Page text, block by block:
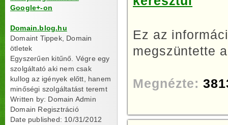
Google+-on
Domain.blog.hu
Domaint Tippek, Domain
ötletek
Egyszerűen kitűnő. Végre egy
szolgáltató aki nem csak
kullog az igények előtt, hanem
minőségi szolgáltatást teremt
Written by: Domain Admin
Domain Regisztráció
Date published: 10/31/2012
Ez az
megszüntette
Megnézte: